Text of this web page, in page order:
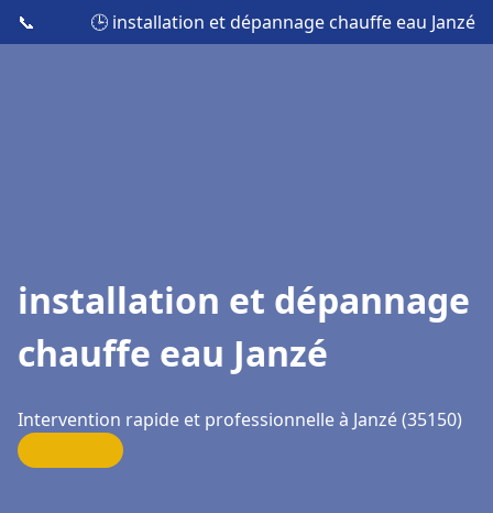
📞 🕒 installation et dépannage chauffe eau Janzé
installation et dépannage
chauffe eau Janzé
Intervention rapide et professionnelle à Janzé (35150)